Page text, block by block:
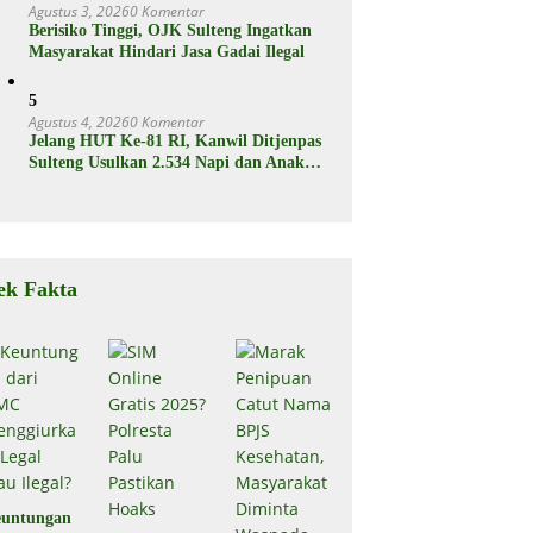
Agustus 3, 20260 Komentar
Berisiko Tinggi, OJK Sulteng Ingatkan
Masyarakat Hindari Jasa Gadai Ilegal
5
Agustus 4, 20260 Komentar
Jelang HUT Ke-81 RI, Kanwil Ditjenpas
Sulteng Usulkan 2.534 Napi dan Anak
Fakta